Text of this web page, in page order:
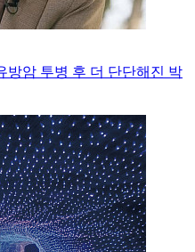
방암 투병 후 더 단단해진 박